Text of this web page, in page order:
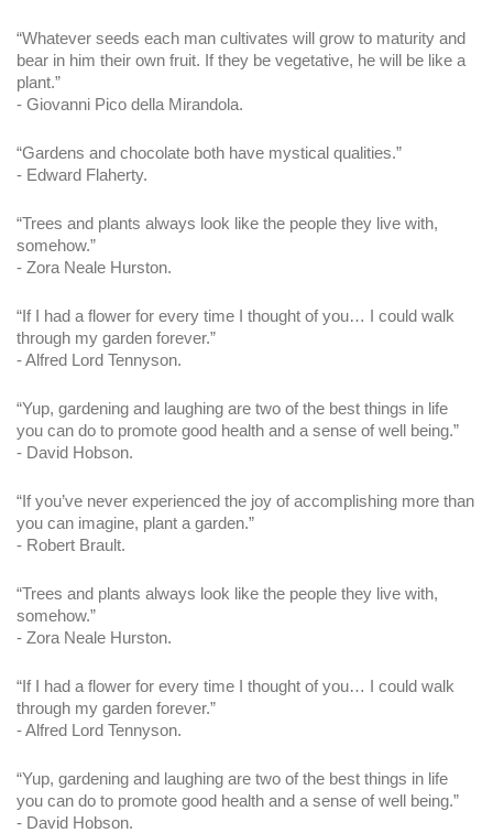
“Whatever seeds each man cultivates will grow to maturity and
bear in him their own fruit. If they be vegetative, he will be like a
plant.”
- Giovanni Pico della Mirandola.
“Gardens and chocolate both have mystical qualities.”
- Edward Flaherty.
“Trees and plants always look like the people they live with,
somehow.”
- Zora Neale Hurston.
“If I had a flower for every time I thought of you… I could walk
through my garden forever.”
- Alfred Lord Tennyson.
“Yup, gardening and laughing are two of the best things in life
you can do to promote good health and a sense of well being.”
- David Hobson.
“If you’ve never experienced the joy of accomplishing more than
you can imagine, plant a garden.”
- Robert Brault.
“Trees and plants always look like the people they live with,
somehow.”
- Zora Neale Hurston.
“If I had a flower for every time I thought of you… I could walk
through my garden forever.”
- Alfred Lord Tennyson.
“Yup, gardening and laughing are two of the best things in life
you can do to promote good health and a sense of well being.”
- David Hobson.